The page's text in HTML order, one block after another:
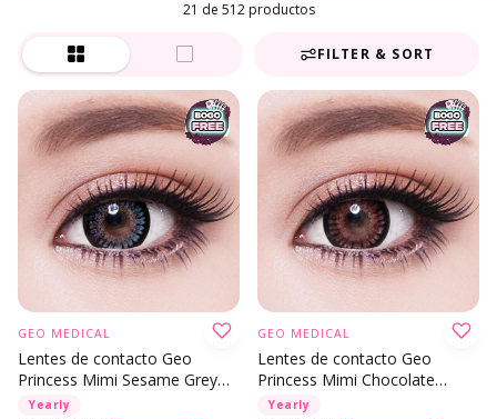
21 de 512 productos
FILTER & SORT
GEO MEDICAL
Lentes de contacto Geo
Princess Mimi Sesame Grey
(serie Bambi)
Yearly
GEO MEDICAL
Lentes de contacto Geo
Princess Mimi Chocolate
Brown (serie Bambi)
Yearly